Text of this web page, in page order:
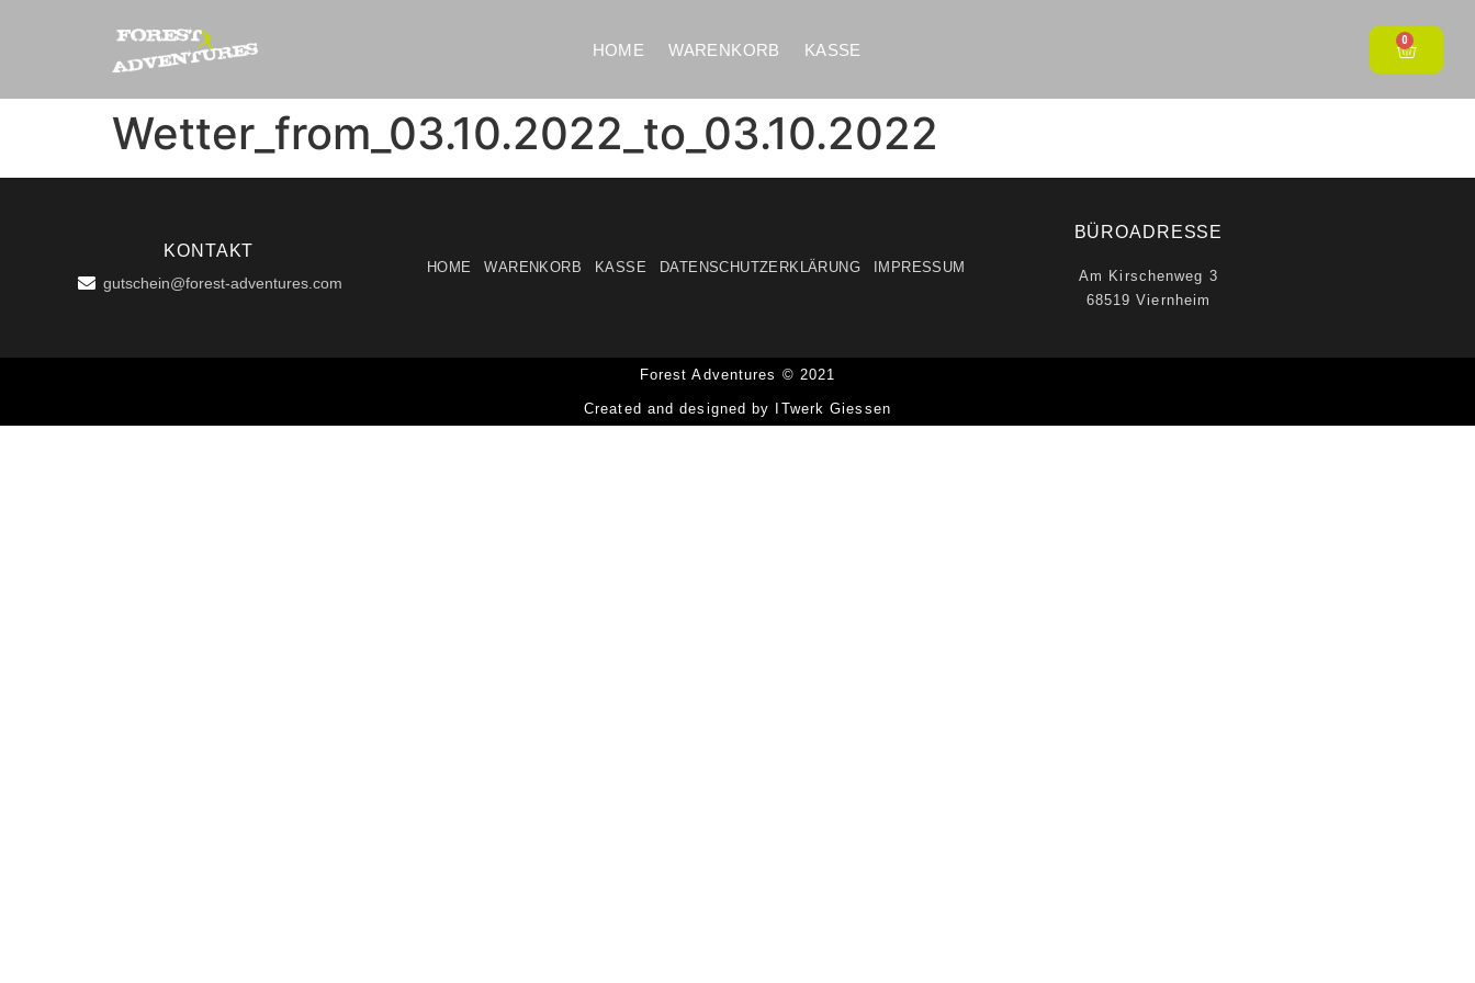
HOME WARENKORB KASSE
0
Wetter_from_03.10.2022_to_03.10.2022
KONTAKT
gutschein@forest-adventures.com
HOME WARENKORB KASSE DATENSCHUTZERKLÄRUNG IMPRESSUM
BÜROADRESSE
Am Kirschenweg 3
68519 Viernheim
Forest Adventures © 2021
Created and designed by ITwerk Giessen